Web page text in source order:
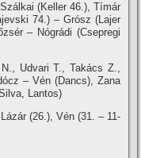
(Keller 46.), Tí­már
74.) – Grósz (Lajer
– Nógrádi (Csepregi
Udvari T., Takács Z.,
– Vén (Dancs), Zana
Lantos)
(26.), Vén (31. – 11-